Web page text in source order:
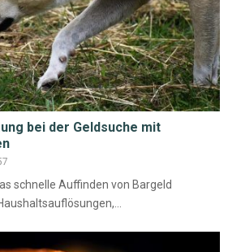
bei der Geldsuche mit
schnelle Auffinden von Bargeld